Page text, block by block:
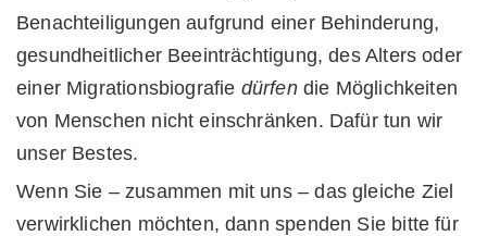
Benachteiligungen aufgrund einer Behinderung,
gesundheitlicher Beeinträchtigung, des Alters oder
einer Migrationsbiografie dürfendie Möglichkeiten
von Menschen nicht einschränken. Dafür tun wir
unser Bestes.
Wenn Sie – zusammen mit uns – das gleiche Ziel
verwirklichen möchten, dann spenden Sie bitte für